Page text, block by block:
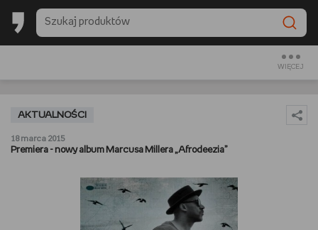
WIĘCEJ
BACK TO SCHOOL
SŁUCHAM
BACK TO SCHOOL
AKTUALNOŚCI
18 marca 2015
Premiera - nowy album Marcusa Millera „Afrodeezia”